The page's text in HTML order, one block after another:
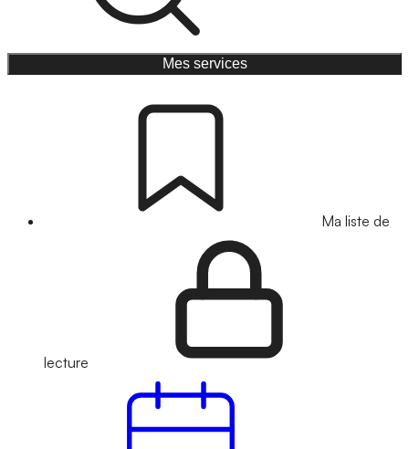
Mes services
Ma liste de
lecture